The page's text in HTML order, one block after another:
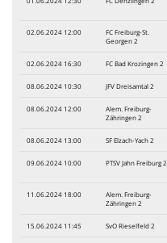
02.06.2024 12:00
FC Freiburg-St.
Georgen 2
02.06.2024 16:30 FC Bad Krozingen 2
08.06.2024 10:30 JFV Dreisamtal 2
08.06.2024 12:00
Alem. Freiburg-
Zähringen 2
08.06.2024 13:00 SF Elzach-Yach 2
09.06.2024 10:00 PTSV Jahn Freiburg 2
11.06.2024 18:00
Alem. Freiburg-
Zähringen 2
15.06.2024 11:45 SvO Rieselfeld 2